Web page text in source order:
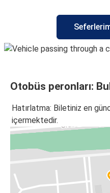
Antalya
Bulancak
Çarşamba
Bulancak
Kayaş
Bingöl
Bulancak
Otobüs peronları:
Hatırlatma: Biletiniz en
içermektedir.